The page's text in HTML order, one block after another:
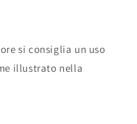
si consiglia un uso
illustrato nella